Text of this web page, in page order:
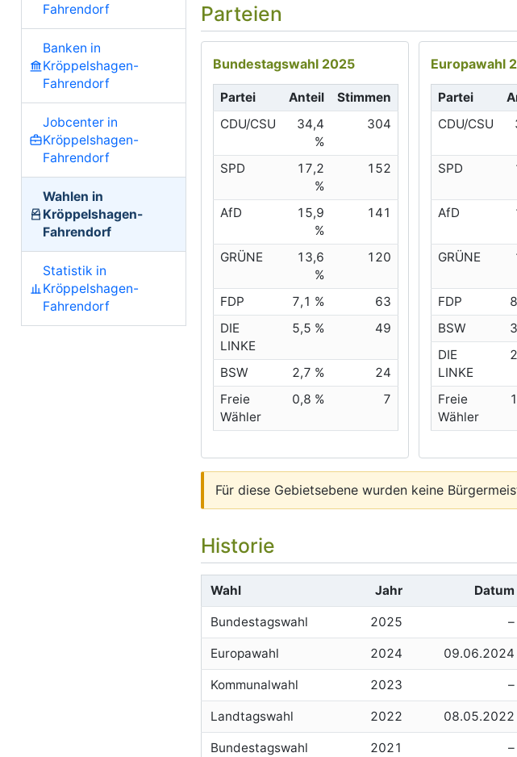
Fahrendorf
Banken in
Kröppelshagen-
Fahrendorf
Jobcenter in
Kröppelshagen-
Fahrendorf
Wahlen in
Kröppelshagen-
Fahrendorf
Statistik in
Kröppelshagen-
Fahrendorf
Parteien
Bundestagswahl 2025
Partei Anteil
Stimmen
CDU/CSU
34,4
%
304
SPD
17,2
%
152
AfD
15,9
%
141
GRÜNE
13,6
%
120
FDP 7,1 %
63
DIE
LINKE
5,5 % 49
BSW 2,7 %
24
Freie
Wähler
0,8 % 7
Europawahl
Partei
CDU/CSU
SPD
AfD
GRÜNE
FDP
BSW
DIE
LINKE
Freie
Wähler
Für diese Gebietsebene wurden keine
Historie
Wahl Jahr Datum
Bundestagswahl 2025 –
Europawahl 2024 09.06.2024
Kommunalwahl 2023 –
Landtagswahl 2022 08.05.2022
Bundestagswahl 2021 –